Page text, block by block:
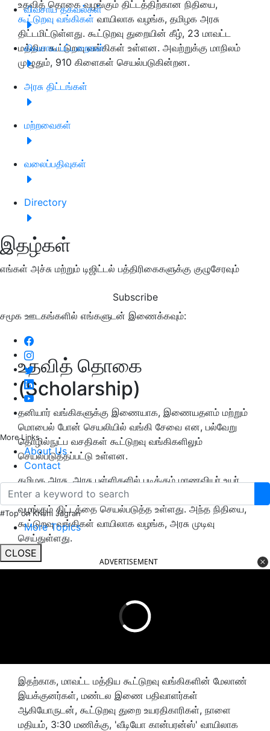
விவசாய தகவல்கள்
விவசாய பட்டறைகள்
அரசு திட்டங்கள்
மற்றவைகள்
வலைப்பதிவுகள்
Directory
இதழ்கள்
எங்கள் அச்சு மற்றும் டிஜிட்டல் பத்திரிகைகளுக்கு குழுசேரவும்
Subscribe
சமூக ஊடகங்களில் எங்களுடன் இணைக்கவும்:
More Links
About Us
Contact
#Top on Krishi Jagran
More Topics
CLOSE
உதவித் தொகை வழங்கும் திட்டத்திற்கான நிதியை,
கூட்டுறவு வங்கிகள் வாயிலாக வழங்க, தமிழக அரசு
திட்டமிட்டுள்ளது. கூட்டுறவு துறையின் கீழ், 23 மாவட்ட
மத்திய கூட்டுறவு வங்கிகள் உள்ளன. அவற்றுக்கு மாநிலம்
முழுதும், 910 கிளைகள் செயல்படுகின்றன.
உதவித் தொகை
(Scholarship)
தனியார் வங்கிகளுக்கு இணையாக, இணையதளம் மற்றும்
மொபைல் போன் செயலியில் வங்கி சேவை என, பல்வேறு
தொழில்நுட்ப வசதிகள் கூட்டுறவு வங்கிகளிலும்
செயல்படுத்தப்பட்டு உள்ளன.
தமிழக அரசு, அரசு பள்ளிகளில் படிக்கும் மாணவியர் உயர்
கல்வியில் சேருவதை ஊக்கப்படுத்த, மாதம்
வழங்கும் திட்டத்தை செயல்படுத்த உள்ளது. அந்த நிதியை,
கூட்டுறவு வங்கிகள் வாயிலாக வழங்க, அரசு முடிவு
செய்துள்ளது.
ADVERTISEMENT
இதற்காக, மாவட்ட மத்திய கூட்டுறவு வங்கிகளின் மேலாண்
இயக்குனர்கள், மண்டல இணை பதிவாளர்கள்
ஆகியோருடன், கூட்டுறவு துறை உயரதிகாரிகள், நாளை
மதியம், 3:30 மணிக்கு, 'வீடியோ கான்பரன்ஸ்' வாயிலாக